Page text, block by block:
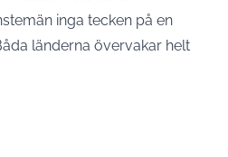
inga tecken på en
länderna övervakar helt